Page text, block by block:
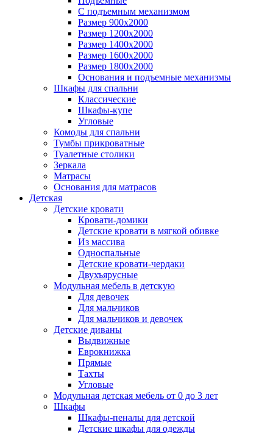
С подъемным механизмом
Размер 900х2000
Размер 1200х2000
Размер 1400х2000
Размер 1600х2000
Размер 1800х2000
Основания и подъемные механизмы
Шкафы для спальни
Классические
Шкафы-купе
Угловые
Комоды для спальни
Тумбы прикроватные
Туалетные столики
Зеркала
Матрасы
Основания для матрасов
Детская
Детские кровати
Кровати-домики
Детские кровати в мягкой обивке
Из массива
Односпальные
Детские кровати-чердаки
Двухъярусные
Модульная мебель в детскую
Для девочек
Для мальчиков
Для мальчиков и девочек
Детские диваны
Выдвижные
Еврокнижка
Прямые
Тахты
Угловые
Модульная детская мебель от 0 до 3 лет
Шкафы
Шкафы-пеналы для детской
Детские шкафы для одежды